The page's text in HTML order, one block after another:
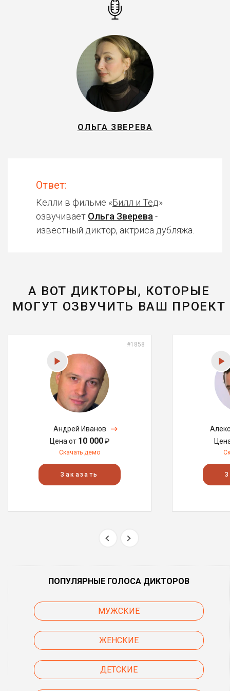
ОЛЬГА ЗВЕРЕВА
Ответ:
Келли в фильме «Билл и Тед»
озвучивает Ольга Зверева -
известный диктор, актриса дубляжа.
А ВОТ ДИКТОРЫ, КОТОРЫЕ
МОГУТ ОЗВУЧИТЬ ВАШ ПРОЕКТ
#1858
Андрей Иванов
Цена от 10 000₽
Скачать демо
Заказать
ПОПУЛЯРНЫЕ ГОЛОСА ДИКТОРОВ
МУЖСКИЕ
ЖЕНСКИЕ
ДЕТСКИЕ